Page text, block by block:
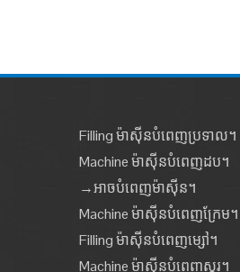
Filling ម៉ាស៊ីនបំពេញប្រទាល។
Machine ម៉ាស៊ីនបំពេញដប។
→អាចបំពេញម៉ាស៊ីន។
Machine ម៉ាស៊ីនបំពេញក្រែម។
Filling ម៉ាស៊ីនបំពេញម្សៅ។
Machine ម៉ាស៊ីនបំពេញស្គរ។